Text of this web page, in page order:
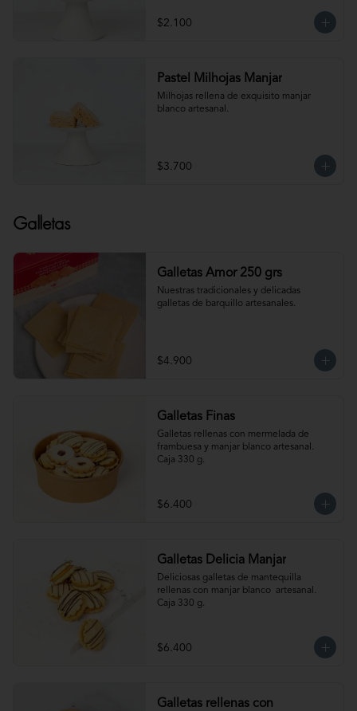
$2.100
Pastel Milhojas Manjar
Milhojas rellena de exquisito manjar
blanco artesanal.
$3.700
Galletas
Galletas Amor 250 grs
Nuestras tradicionales y delicadas
galletas de barquillo artesanales.
$4.900
Galletas Finas
Galletas rellenas con mermelada de
frambuesa y manjar blanco artesanal.
Caja 330 g.
$6.400
Galletas Delicia Manjar
Deliciosas galletas de mantequilla
rellenas con manjar blanco  artesanal.
Caja 330 g.
$6.400
Galletas rellenas con